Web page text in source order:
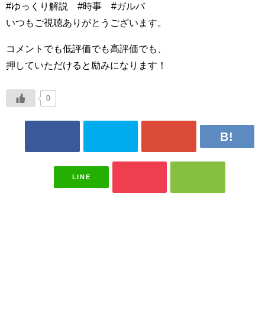
#ゆっくり解説 #時事 #ガルバ
いつもご視聴ありがとうございます。
コメントでも低評価でも高評価でも、
押していただけると励みになります！
0
LINE